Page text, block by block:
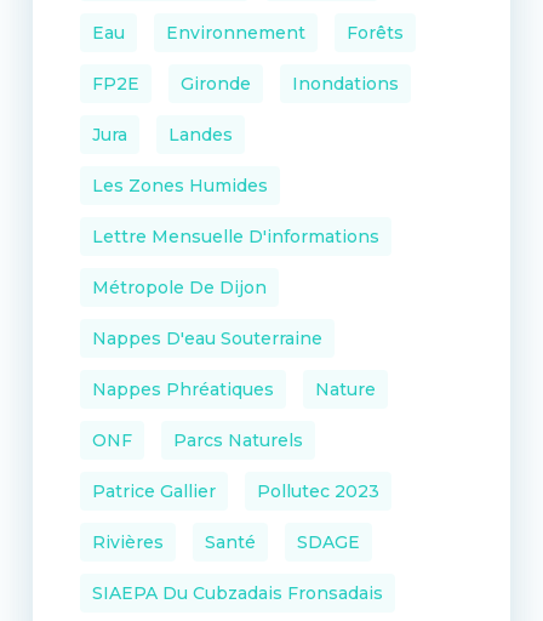
Eau Environnement Forêts
FP2E Gironde Inondations
Jura Landes
Les Zones Humides
Lettre Mensuelle D'informations
Métropole De Dijon
Nappes D'eau Souterraine
Nappes Phréatiques Nature
ONF Parcs Naturels
Patrice Gallier Pollutec 2023
Rivières Santé SDAGE
SIAEPA Du Cubzadais Fronsadais